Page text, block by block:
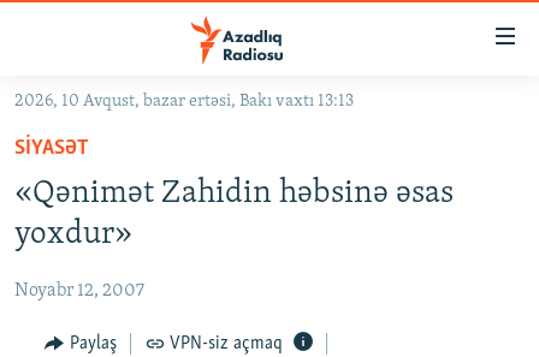
Əsas
qayıt
Əsas
naviqasiyaya
qayıt
Axtarışa
GÜNDƏM
KORRUPSIOMETR
FƏRQƏ BAX
QANUNI DOĞRU
2026, 10 Avqust, bazar ertəsi, Bakı vaxtı 13:13
SIYASƏT
«Qənimət Zahidin həbsinə əsas
yoxdur»
Noyabr 12, 2007
Paylaş VPN-siz açmaq